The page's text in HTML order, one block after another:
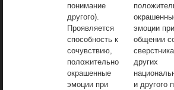
понимание
другого).
Проявляется
способность к
сочувствию,
положительно
окрашенные
эмоции при
эмоции при
общении
других
и другого